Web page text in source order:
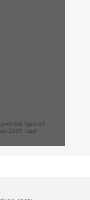
Красной
2009 года)